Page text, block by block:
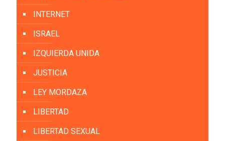
INTERNET
ISRAEL
IZQUIERDA UNIDA
JUSTICIA
LEY MORDAZA
LIBERTAD
LIBERTAD SEXUAL